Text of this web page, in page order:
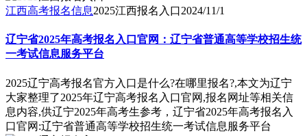
江西高考报名信息2025江西报名入口2024/11/1
辽宁省2025年高考报名入口官网：辽宁省普通高等学校招生统
一考试信息服务平台
2025辽宁高考报名官方入口是什么?在哪里报名?,本文为辽宁
大家整理了2025年辽宁高考报名入口官网,报名网址等相关信
息内容,供辽宁2025年高考生参考，辽宁省2025年高考报名入
口官网:辽宁省普通高等学校招生统一考试信息服务平台